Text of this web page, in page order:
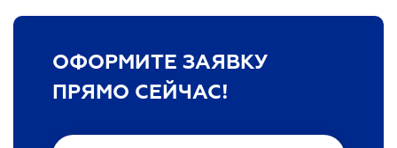
ОФОРМИТЕ ЗАЯВКУ
ПРЯМО СЕЙЧАС!